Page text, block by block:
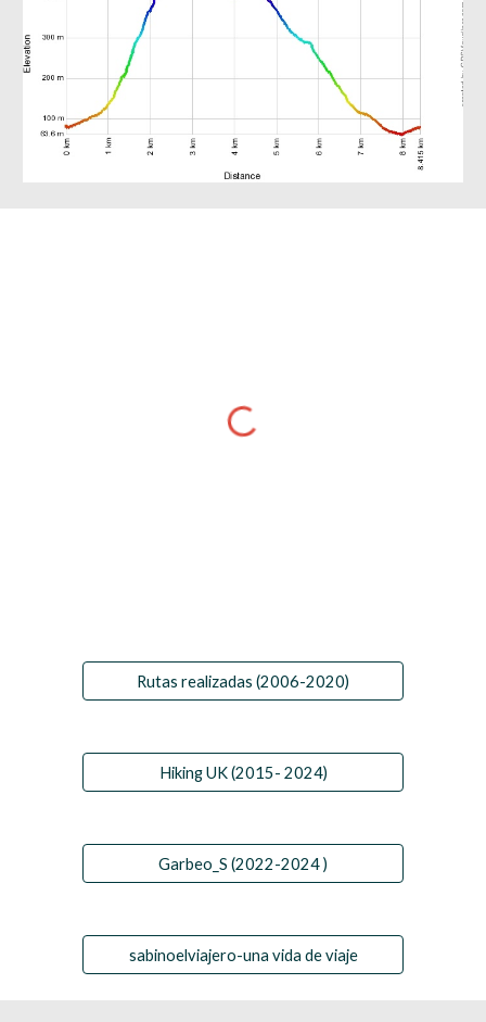
Rutas realizadas (2006-2020)
Hiking UK (2015- 2024)
Garbeo_S (2022-2024 )
sabinoelviajero-una vida de viaje